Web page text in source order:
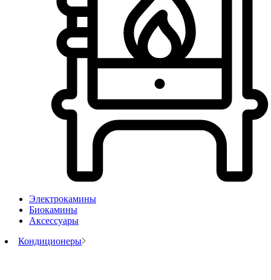
Электрокамины
Биокамины
Аксессуары
Кондиционеры